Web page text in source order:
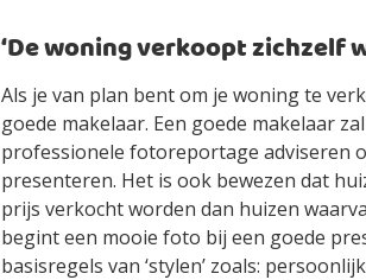
‘De woning verkoopt zichzelf
Als je van plan bent om je woning te
goede makelaar. Een goede makelaar
professionele fotoreportage adviseren
presenteren. Het is ook bewezen dat
prijs verkocht worden dan huizen
begint een mooie foto bij een goede
basisregels van ‘stylen’ zoals: